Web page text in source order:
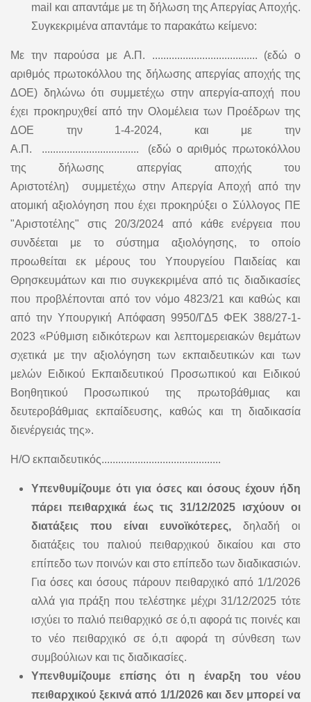
mail και απαντάμε με τη δήλωση της Απεργίας Αποχής.
Συγκεκριμένα απαντάμε το παρακάτω κείμενο:
Με την παρούσα με Α.Π. ...................................... (εδώ ο
αριθμός πρωτοκόλλου της δήλωσης απεργίας αποχής της
ΔΟΕ) δηλώνω ότι συμμετέχω στην απεργία-αποχή που
έχει προκηρυχθεί από την Ολομέλεια των Προέδρων της
ΔΟΕ την 1-4-2024, και με την
Α.Π. ................................... (εδώ ο αριθμός πρωτοκόλλου
της δήλωσης απεργίας αποχής του
Αριστοτέλη) συμμετέχω στην Απεργία Αποχή από την
ατομική αξιολόγηση που έχει προκηρύξει ο Σύλλογος ΠΕ
"Αριστοτέλης" στις 20/3/2024 από κάθε ενέργεια που
συνδέεται με το σύστημα αξιολόγησης, το οποίο
προωθείται εκ μέρους του Υπουργείου Παιδείας και
Θρησκευμάτων και πιο συγκεκριμένα από τις διαδικασίες
που προβλέπονται από τον νόμο 4823/21 και καθώς και
από την Υπουργική Απόφαση 9950/ΓΔ5 ΦΕΚ 388/27-1-
2023 «Ρύθμιση ειδικότερων και λεπτομερειακών θεμάτων
σχετικά με την αξιολόγηση των εκπαιδευτικών και των
μελών Ειδικού Εκπαιδευτικού Προσωπικού και Ειδικού
Βοηθητικού Προσωπικού της πρωτοβάθμιας και
δευτεροβάθμιας εκπαίδευσης, καθώς και τη διαδικασία
διενέργειάς της».
Η/Ο εκπαιδευτικός...........................................
Υπενθυμίζουμε ότι για όσες και όσους έχουν ήδη
πάρει πειθαρχικά έως τις 31/12/2025 ισχύουν οι
διατάξεις που είναι ευνοϊκότερες, δηλαδή οι
διατάξεις του παλιού πειθαρχικού δικαίου και στο
επίπεδο των ποινών και στο επίπεδο των διαδικασιών.
Για όσες και όσους πάρουν πειθαρχικό από 1/1/2026
αλλά για πράξη που τελέστηκε μέχρι 31/12/2025 τότε
ισχύει το παλιό πειθαρχικό σε ό,τι αφορά τις ποινές και
το νέο πειθαρχικό σε ό,τι αφορά τη σύνθεση των
συμβούλιων και τις διαδικασίες.
Υπενθυμίζουμε επίσης ότι η έναρξη του νέου
πειθαρχικού ξεκινά από 1/1/2026 και δεν μπορεί να